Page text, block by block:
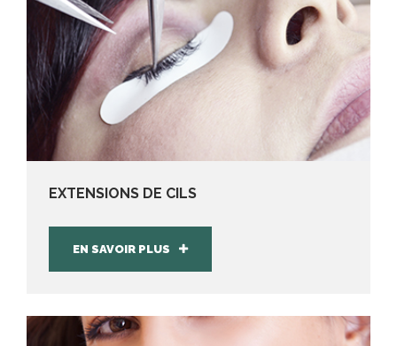
EXTENSIONS DE CILS
EN SAVOIR PLUS